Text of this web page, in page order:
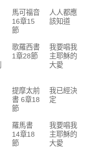
馬可福音
16章15
節
人人都應
該知道
歌羅西書
1章28節
我要唱我
主耶穌的
大愛
提摩太前
書 6章18
節
我已經決
定
羅馬書
14章18
節
我要唱我
主耶穌的
大愛